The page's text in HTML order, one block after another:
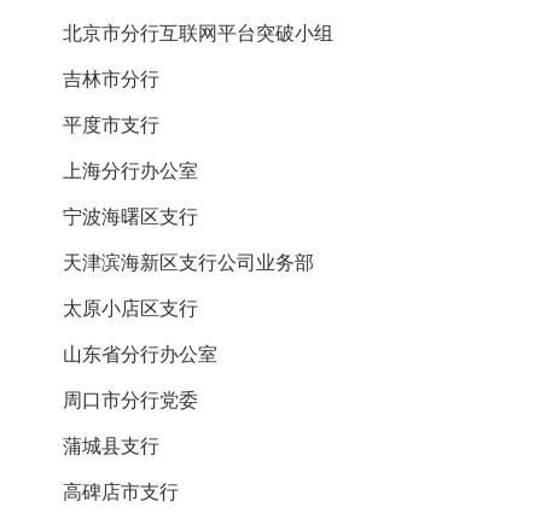
北京市分行互联网平台突破小组
吉林市分行
平度市支行
上海分行办公室
宁波海曙区支行
天津滨海新区支行公司业务部
太原小店区支行
山东省分行办公室
周口市分行党委
蒲城县支行
高碑店市支行